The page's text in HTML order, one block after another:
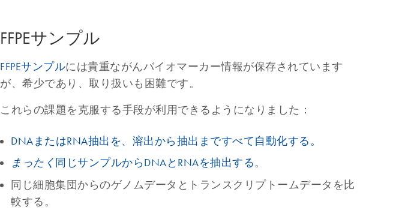
FFPEサンプル
FFPEサンプルには貴重ながんバイオマーカー情報が保存されています
が、希少であり、取り扱いも困難です。
これらの課題を克服する手段が利用できるようになりました：
DNAまたはRNA抽出を、溶出から抽出まですべて自動化する。
まったく 同じサンプルからDNAとRNAを抽出する。
同じ細胞集団からのゲノムデータとトランスクリプトームデータを比
較する。